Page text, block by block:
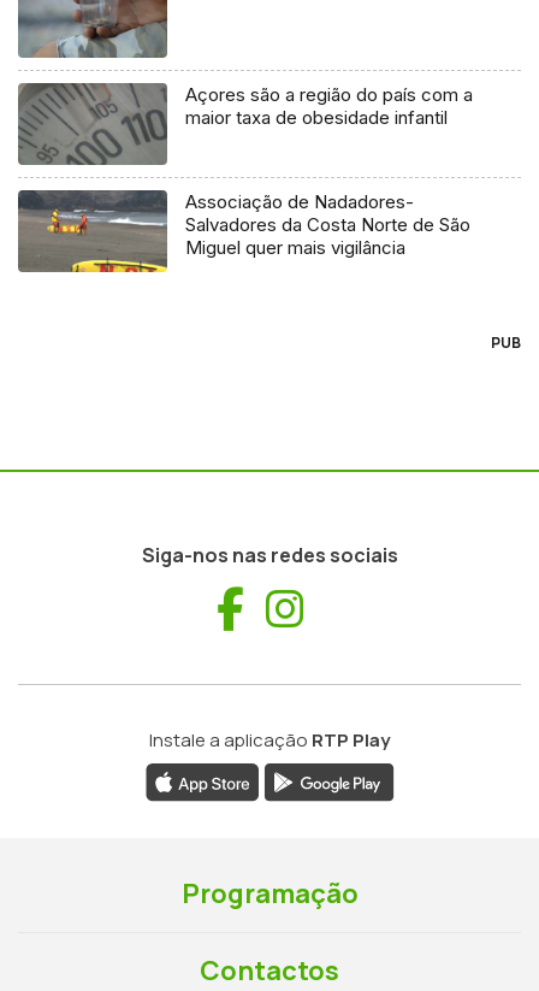
Açores são a região do país com a
maior taxa de obesidade infantil
Associação de Nadadores-
Salvadores da Costa Norte de São
Miguel quer mais vigilância
PUB
Siga-nos nas redes sociais
Facebook
Instale a aplicação RTP Play
Programação
Contactos